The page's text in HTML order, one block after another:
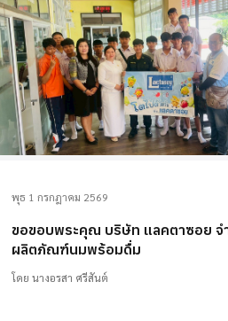
พุธ 1 กรกฎาคม 2569
ขอขอบพระคุณ บริษัท แลคตาซอย จ
ผลิตภัณฑ์นมพร้อมดื่ม
โดย นางอรสา ศรีสันต์